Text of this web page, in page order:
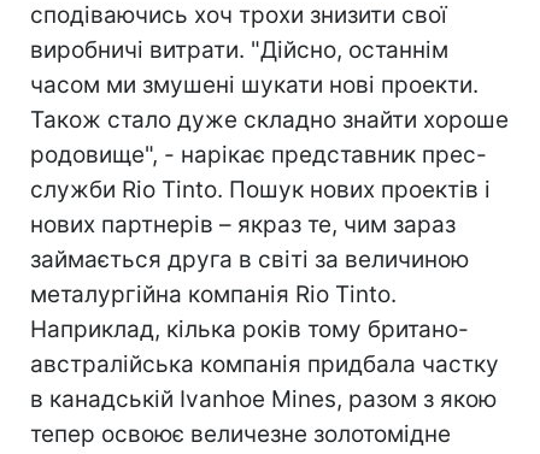
сподіваючись хоч трохи знизити свої
виробничі витрати. "Дійсно, останнім
часом ми змушені шукати нові проекти.
Також стало дуже складно знайти хороше
родовище", - нарікає представник прес-
служби Rio Tinto. Пошук нових проектів і
нових партнерів – якраз те, чим зараз
займається друга в світі за величиною
металургійна компанія Rio Tinto.
Наприклад, кілька років тому британо-
австралійська компанія придбала частку
в канадській Ivanhoe Mines, разом з якою
тепер освоює величезне золотомідне